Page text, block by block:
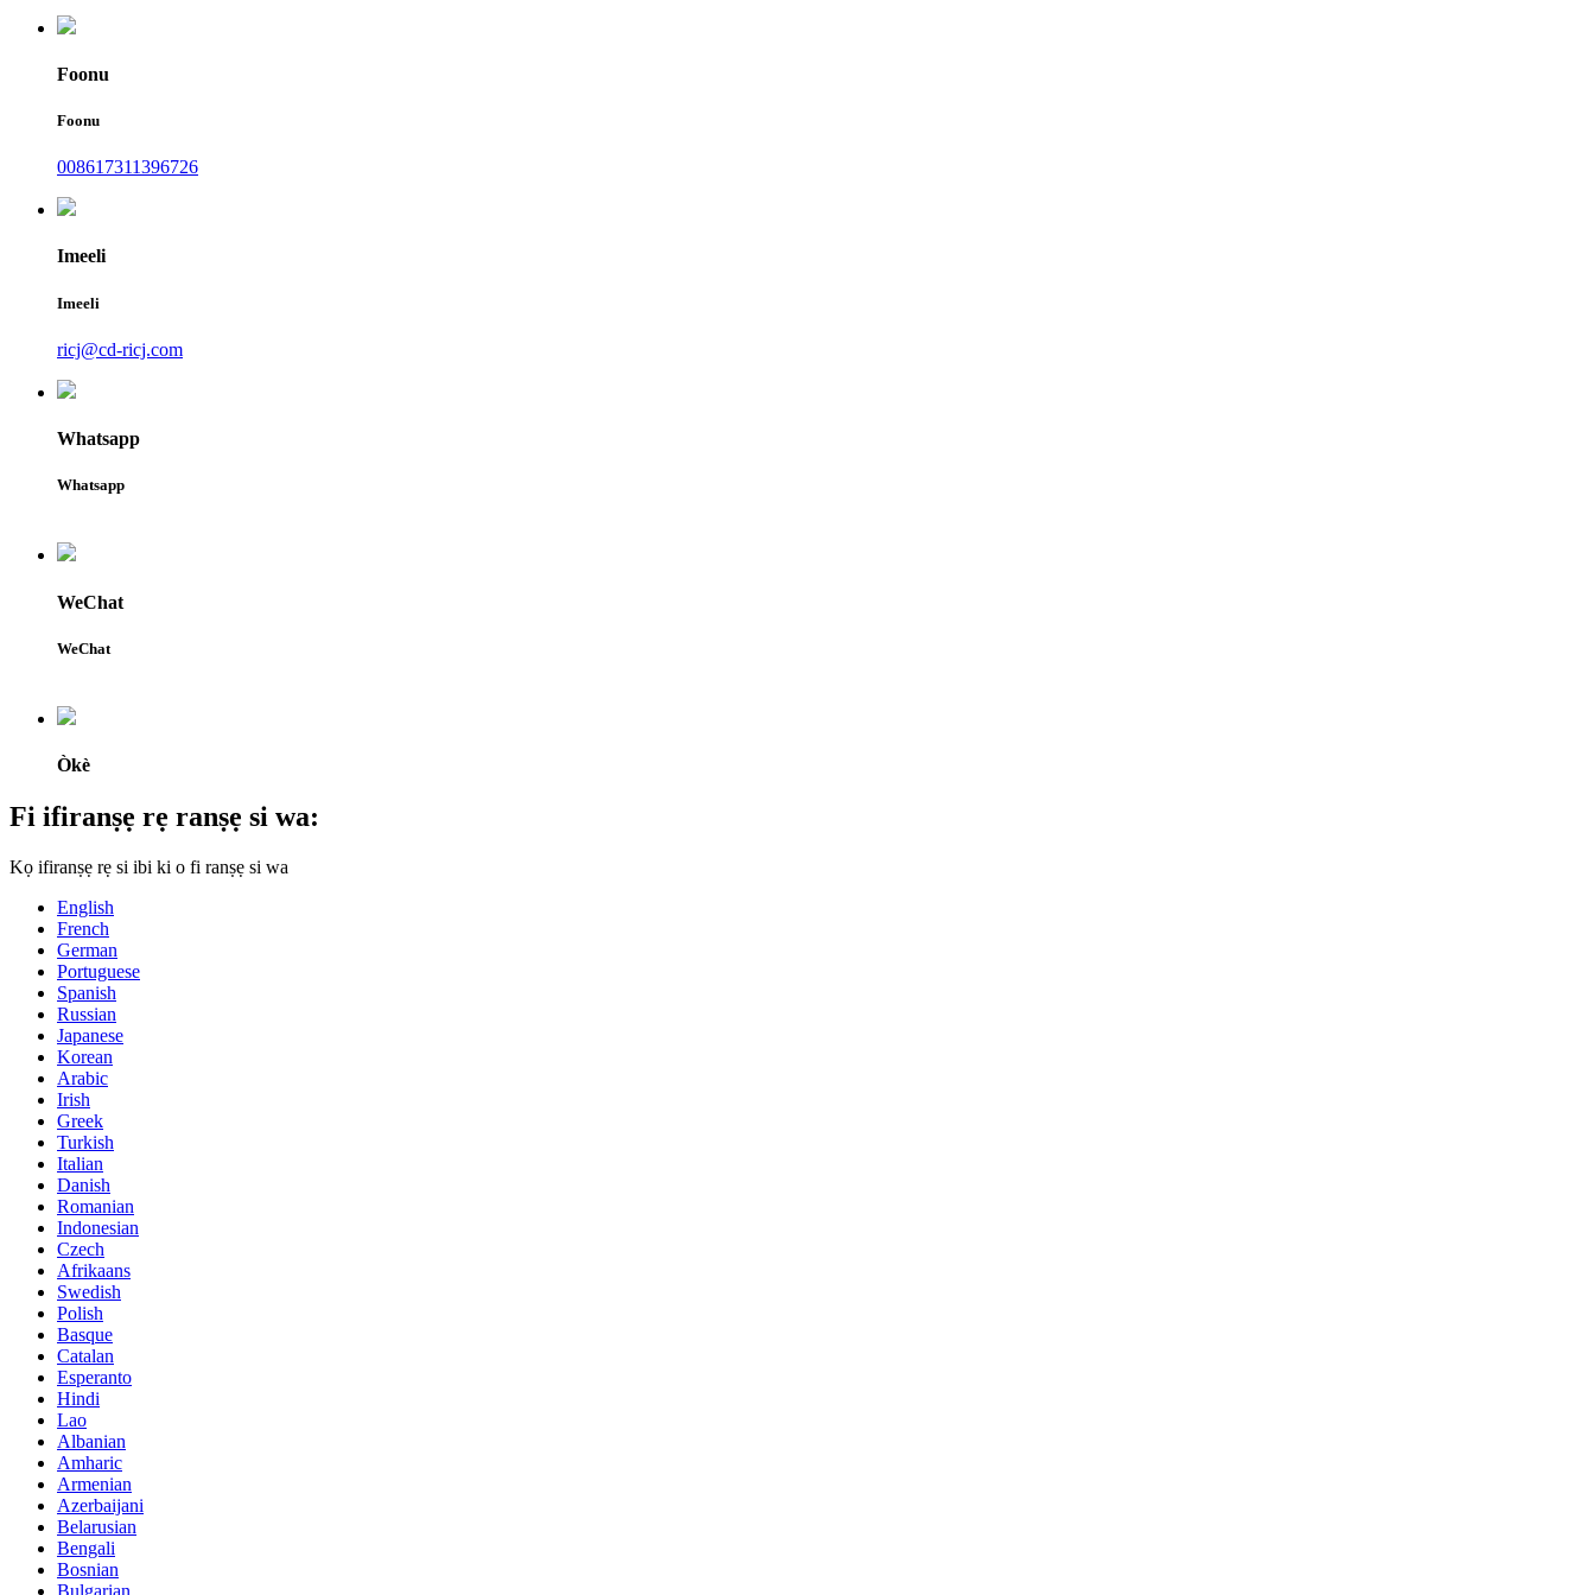
Foonu
Foonu
008617311396726
Imeeli
Imeeli
ricj@cd-ricj.com
Whatsapp
Whatsapp
WeChat
WeChat
Òkè
Fi ifiranṣẹ rẹ ranṣẹ si wa:
Kọ ifiranṣẹ rẹ si ibi ki o fi ranṣẹ si wa
English
French
German
Portuguese
Spanish
Russian
Japanese
Korean
Arabic
Irish
Greek
Turkish
Italian
Danish
Romanian
Indonesian
Czech
Afrikaans
Swedish
Polish
Basque
Catalan
Esperanto
Hindi
Lao
Albanian
Amharic
Armenian
Azerbaijani
Belarusian
Bengali
Bosnian